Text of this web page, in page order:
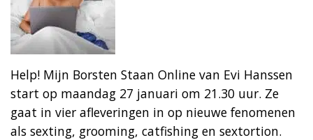
Help! Mijn Borsten Staan Online van Evi Hanssen
start op maandag 27 januari om 21.30 uur. Ze
gaat in vier afleveringen in op nieuwe fenomenen
als sexting, grooming, catfishing en sextortion.